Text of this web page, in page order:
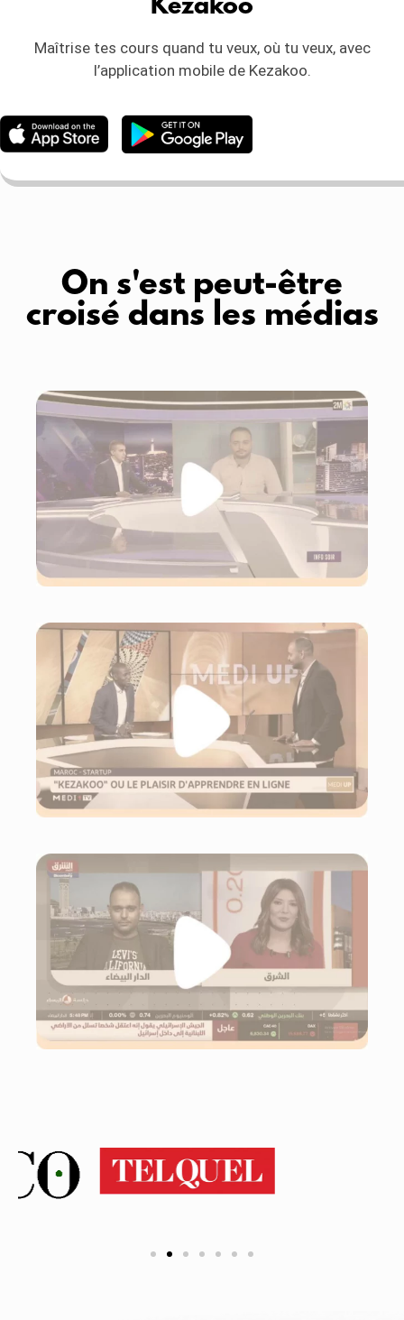
Kezakoo
Maîtrise tes cours quand tu veux, où tu veux, avec
l’application mobile de Kezakoo.
On s'est peut-être
croisé dans les médias